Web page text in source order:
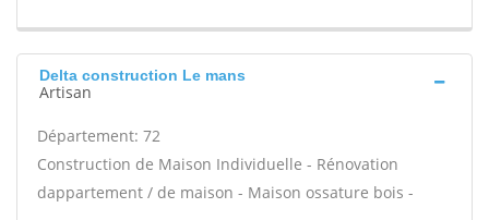
Delta construction Le mans
Artisan
Département: 72
Construction de Maison Individuelle - Rénovation
dappartement / de maison - Maison ossature bois -